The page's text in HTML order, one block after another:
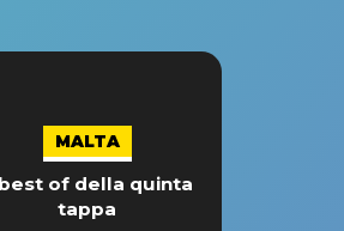
MALTA
of della quinta
tappa